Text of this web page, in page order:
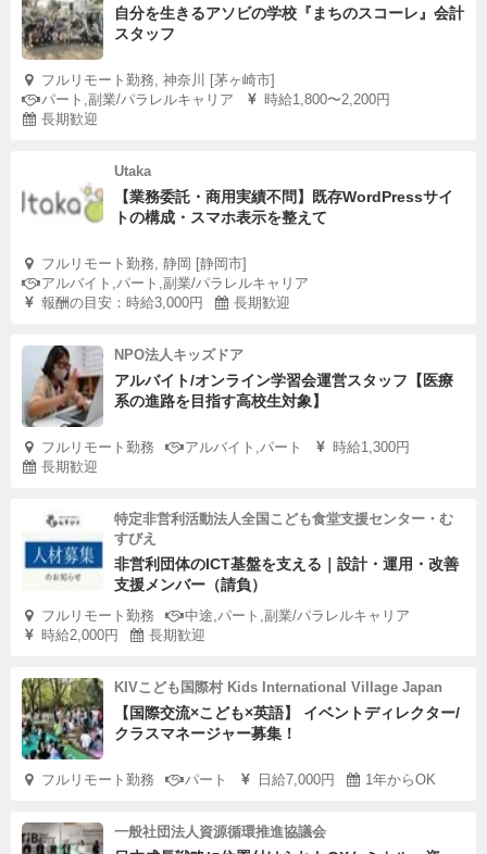
自分を生きるアソビの学校『まちのスコーレ』会計
スタッフ
フルリモート勤務, 神奈川 [茅ヶ崎市]
パート,副業/パラレルキャリア
時給1,800〜2,200円
長期歓迎
Utaka
【業務委託・商用実績不問】既存WordPressサイ
トの構成・スマホ表示を整えて
フルリモート勤務, 静岡 [静岡市]
アルバイト,パート,副業/パラレルキャリア
報酬の目安：時給3,000円
長期歓迎
NPO法人キッズドア
アルバイト/オンライン学習会運営スタッフ【医療
系の進路を目指す高校生対象】
フルリモート勤務 アルバイト,パート
時給1,300円
長期歓迎
特定非営利活動法人全国こども食堂支援センター・む
すびえ
非営利団体のICT基盤を支える｜設計・運用・改善
支援メンバー（請負）
フルリモート勤務
中途,パート,副業/パラレルキャリア
時給2,000円
長期歓迎
KIVこども国際村 Kids International Village Japan
【国際交流×こども×英語】 イベントディレクター/
クラスマネージャー募集！
フルリモート勤務 パート 日給7,000円 1年からOK
一般社団法人資源循環推進協議会